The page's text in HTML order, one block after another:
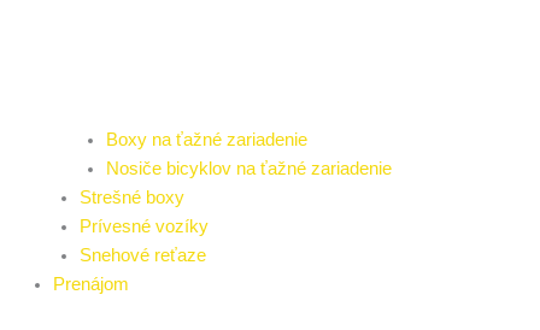
Boxy na ťažné zariadenie
Nosiče bicyklov na ťažné zariadenie
Strešné boxy
Prívesné vozíky
Snehové reťaze
Prenájom